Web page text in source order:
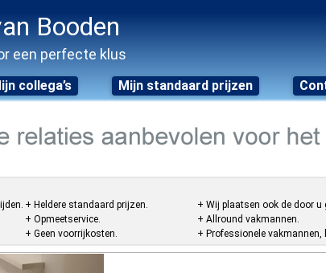
Booden
een perfecte klus
collega’s Mijn standaard prijzen
+ Heldere standaard prijzen.
+ Opmeetservice.
+ Geen voorrijkosten.
+ Wij plaatsen ook de door u
+ Allround vakmannen.
+ Professionele